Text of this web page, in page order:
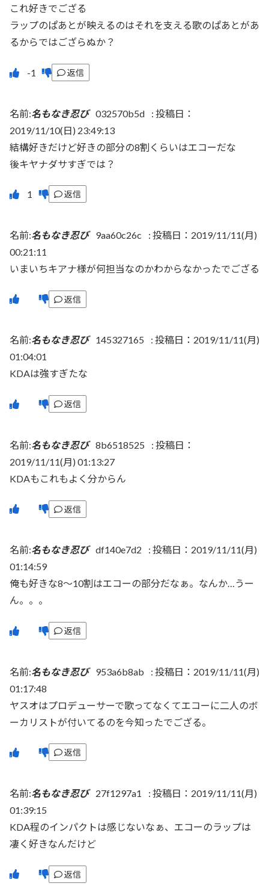
これ好きでござる
ラップのぱあとが映えるのはそれを支える歌のぱあとがあ
るからではござらぬか？
返信
名前:名もなき忍び 032570b5d : 投稿日：
2019/11/10(日) 23:49:13
結構好きだけど好きの部分の8割くらいはエコーだな
後キヤナダサすぎでは？
返信
名前:名もなき忍び 9aa60c26c : 投稿日：2019/11/11(月)
00:21:11
いまいちキアナ様が何担当なのかわからなかったでござる
返信
名前:名もなき忍び 145327165 : 投稿日：2019/11/11(月)
01:04:01
KDAは強すぎたな
返信
名前:名もなき忍び 8b6518525 : 投稿日：
2019/11/11(月) 01:13:27
KDAもこれもよく分からん
返信
名前:名もなき忍び df140e7d2 : 投稿日：2019/11/11(月)
01:14:59
俺も好きな8〜10割はエコーの部分だなぁ。なんか…うー
ん。。。
返信
名前:名もなき忍び 953a6b8ab : 投稿日：2019/11/11(月)
01:17:48
ヤスオはプロデューサーで歌ってなくてエコーに二人のボ
ーカリストが付いてるのを今知ったでござる。
返信
名前:名もなき忍び 27f1297a1 : 投稿日：2019/11/11(月)
01:39:15
KDA程のインパクトは感じないなぁ、エコーのラップは
凄く好きなんだけど
返信